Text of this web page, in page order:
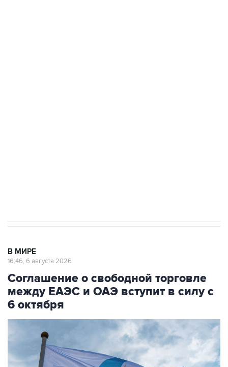
В МИРЕ
16:46, 6 августа 2026
Соглашение о свободной торговле
между ЕАЭС и ОАЭ вступит в силу с
6 октября